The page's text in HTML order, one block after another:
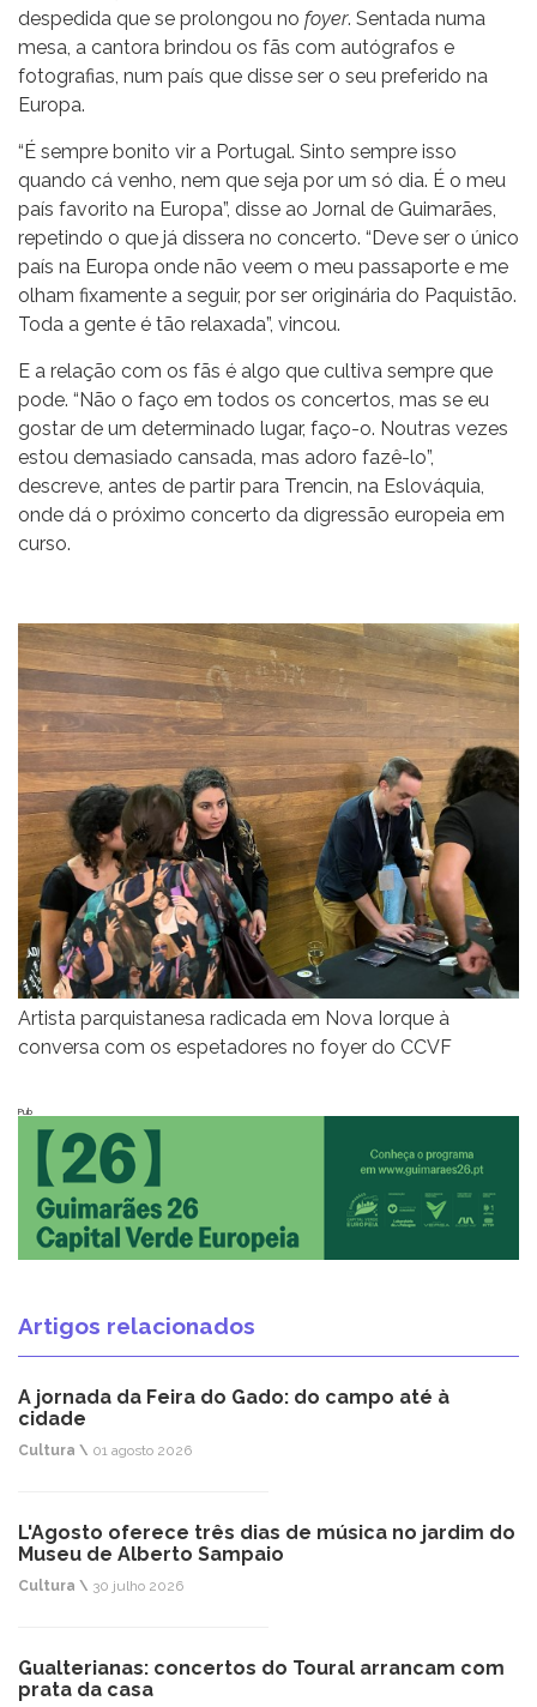
despedida que se prolongou no foyer. Sentada numa
mesa, a cantora brindou os fãs com autógrafos e
fotografias, num país que disse ser o seu preferido na
Europa.
“É sempre bonito vir a Portugal. Sinto sempre isso
quando cá venho, nem que seja por um só dia. É o meu
país favorito na Europa”, disse ao Jornal de Guimarães,
repetindo o que já dissera no concerto. “Deve ser o único
país na Europa onde não veem o meu passaporte e me
olham fixamente a seguir, por ser originária do Paquistão.
Toda a gente é tão relaxada”, vincou.
E a relação com os fãs é algo que cultiva sempre que
pode. “Não o faço em todos os concertos, mas se eu
gostar de um determinado lugar, faço-o. Noutras vezes
estou demasiado cansada, mas adoro fazê-lo”,
descreve, antes de partir para Trencin, na Eslováquia,
onde dá o próximo concerto da digressão europeia em
curso.
Artista parquistanesa radicada em Nova Iorque à
conversa com os espetadores no foyer do CCVF
Pub
Artigos relacionados
A jornada da Feira do Gado: do campo até à
cidade
Cultura \ 01 agosto 2026
L'Agosto oferece três dias de música no jardim do
Museu de Alberto Sampaio
Cultura \ 30 julho 2026
Gualterianas: concertos do Toural arrancam com
prata da casa